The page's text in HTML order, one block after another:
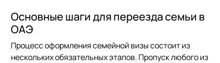
Основные шаги для переезда семьи в
ОАЭ
Процесс оформления семейной визы состоит из
нескольких обязательных этапов. Пропуск любого из